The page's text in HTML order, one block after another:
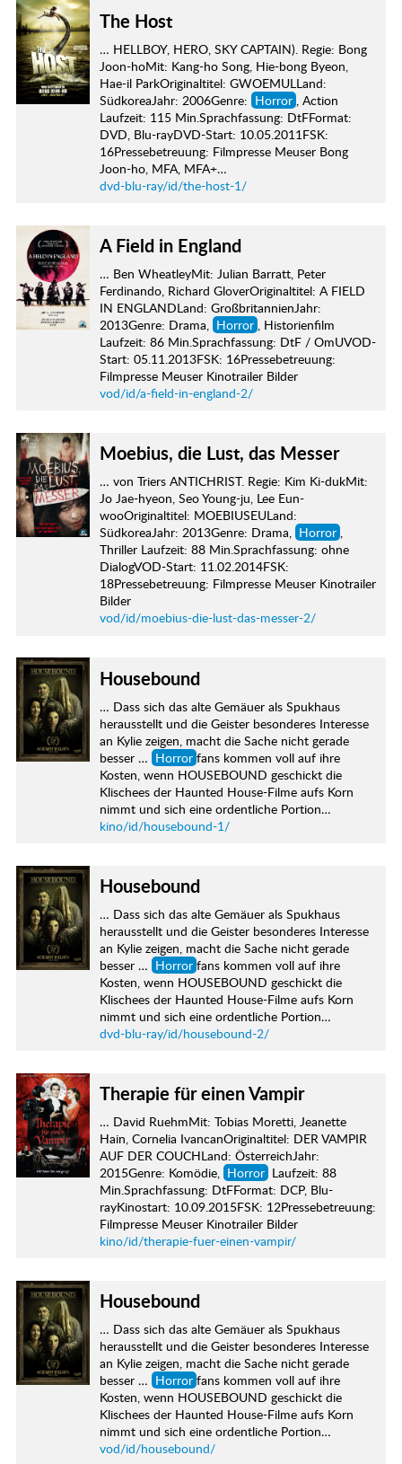
The Host
… HELLBOY, HERO, SKY CAPTAIN). Regie: Bong
Joon-hoMit: Kang-ho Song, Hie-bong Byeon,
Hae-il ParkOriginaltitel: GWOEMULLand:
SüdkoreaJahr: 2006Genre: Horror , Action
Laufzeit: 115 Min.Sprachfassung: DtFFormat:
DVD, Blu-rayDVD-Start: 10.05.2011FSK:
16Pressebetreuung: Filmpresse Meuser Bong
Joon-ho, MFA, MFA+…
dvd-blu-ray/id/the-host-1/
A Field in England
… Ben WheatleyMit: Julian Barratt, Peter
Ferdinando, Richard GloverOriginaltitel: A FIELD
IN ENGLANDLand: GroßbritannienJahr:
2013Genre: Drama, Horror , Historienfilm
Laufzeit: 86 Min.Sprachfassung: DtF / OmUVOD-
Start: 05.11.2013FSK: 16Pressebetreuung:
Filmpresse Meuser Kinotrailer Bilder
vod/id/a-field-in-england-2/
Moebius, die Lust, das Messer
… von Triers ANTICHRIST. Regie: Kim Ki-dukMit:
Jo Jae-hyeon, Seo Young-ju, Lee Eun-
wooOriginaltitel: MOEBIUSEULand:
SüdkoreaJahr: 2013Genre: Drama, Horror ,
Thriller Laufzeit: 88 Min.Sprachfassung: ohne
DialogVOD-Start: 11.02.2014FSK:
18Pressebetreuung: Filmpresse Meuser Kinotrailer
Bilder
vod/id/moebius-die-lust-das-messer-2/
Housebound
… Dass sich das alte Gemäuer als Spukhaus
herausstellt und die Geister besonderes Interesse
an Kylie zeigen, macht die Sache nicht gerade
besser … Horror fans kommen voll auf ihre
Kosten, wenn HOUSEBOUND geschickt die
Klischees der Haunted House-Filme aufs Korn
nimmt und sich eine ordentliche Portion…
kino/id/housebound-1/
Housebound
… Dass sich das alte Gemäuer als Spukhaus
herausstellt und die Geister besonderes Interesse
an Kylie zeigen, macht die Sache nicht gerade
besser … Horror fans kommen voll auf ihre
Kosten, wenn HOUSEBOUND geschickt die
Klischees der Haunted House-Filme aufs Korn
nimmt und sich eine ordentliche Portion…
dvd-blu-ray/id/housebound-2/
Therapie für einen Vampir
… David RuehmMit: Tobias Moretti, Jeanette
Hain, Cornelia IvancanOriginaltitel: DER VAMPIR
AUF DER COUCHLand: ÖsterreichJahr:
2015Genre: Komödie, Horror Laufzeit: 88
Min.Sprachfassung: DtFFormat: DCP, Blu-
rayKinostart: 10.09.2015FSK: 12Pressebetreuung:
Filmpresse Meuser Kinotrailer Bilder
kino/id/therapie-fuer-einen-vampir/
Housebound
… Dass sich das alte Gemäuer als Spukhaus
herausstellt und die Geister besonderes Interesse
an Kylie zeigen, macht die Sache nicht gerade
besser … Horror fans kommen voll auf ihre
Kosten, wenn HOUSEBOUND geschickt die
Klischees der Haunted House-Filme aufs Korn
nimmt und sich eine ordentliche Portion…
vod/id/housebound/